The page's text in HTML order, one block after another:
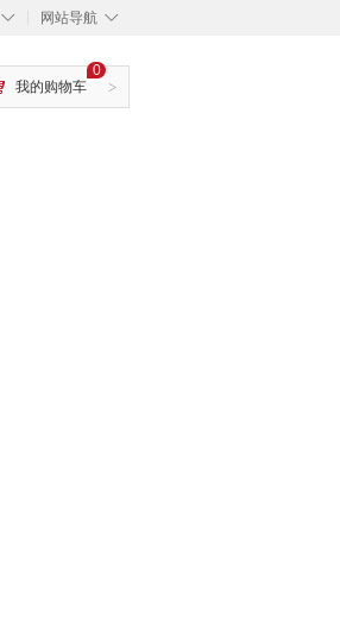
◇ ◇
网站导航
>
0
我的购物车